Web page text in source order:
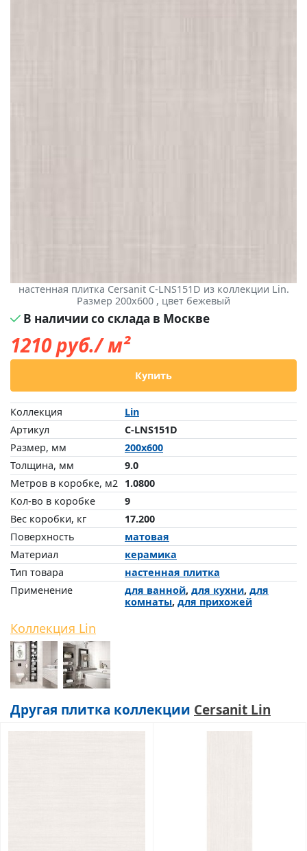
настенная плитка Cersanit C-LNS151D из коллекции Lin.
Размер 200x600 , цвет бежевый
В наличии со склада в Москве
1210руб./ м²
Купить
Коллекция
Lin
Артикул
C-LNS151D
Размер, мм
200x600
Толщина, мм
9.0
Метров в коробке, м2 1.0800
Кол-во в коробке
9
Вес коробки, кг
17.200
Поверхность
матовая
Материал
керамика
Тип товара
настенная плитка
Применение
для ванной, для кухни, для
комнаты, для прихожей
Коллекция Lin
Другая плитка коллекции Cersanit Lin